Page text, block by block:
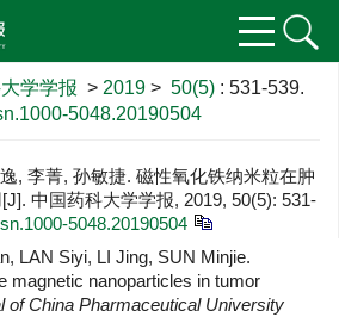
学学报 > 2019 > 50(5) : 531-539.
5048.20190504
, 李菁, 孙敏捷. 磁性氧化铁纳米粒在肿
中国药科大学学报, 2019, 50(5): 531-
5048.20190504
LAN Siyi, LI Jing, SUN Minjie.
magnetic nanoparticles in tumor
of China Pharmaceutical University